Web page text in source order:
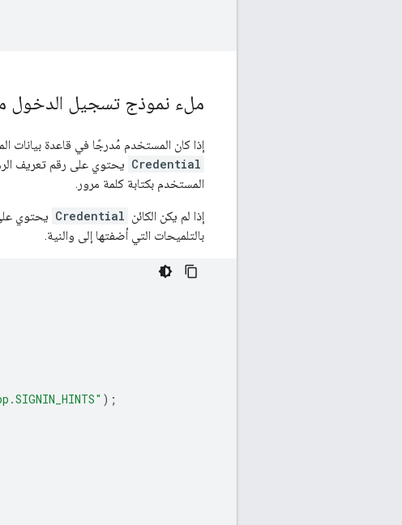
ملء نموذج تسجيل الدخول
إذا كان المستخدم مُدرجًا في قاعدة بيانات
Credential يحتوي على رقم تعريف
المستخدم بكتابة كلمة مرور.
إذا لم يكن الكائن Credential يحتوي
بالتلميحات التي أضفتها إلى والنية.
);